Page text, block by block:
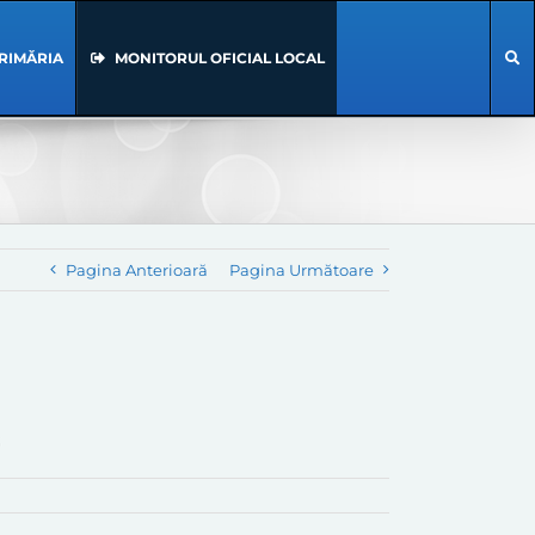
MONITORUL OFICIAL LOCAL
Pagina Anterioară Pagina Următoare